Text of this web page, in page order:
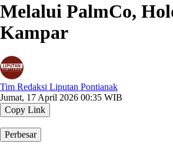
Melalui PalmCo,
Kampar
Tim Redaksi Liputan Pontianak
Jumat, 17 April 2026 00:35 WIB
Copy Link
Perbesar